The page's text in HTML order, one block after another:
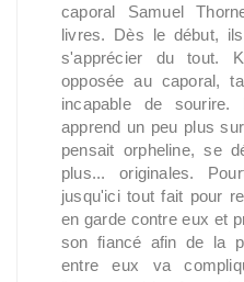
caporal Samuel
livres. Dès le début,
s'apprécier du tout.
opposée au caporal,
incapable de
apprend un peu plus
pensait orpheline, se
plus... originales.
jusqu'ici tout fait pour
en garde contre eux et
son fiancé afin de la
entre eux va